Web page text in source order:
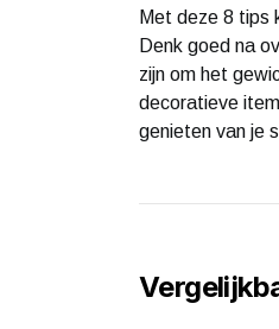
Met deze 8 tips
Denk goed na
zijn om het
decoratieve
genieten van je